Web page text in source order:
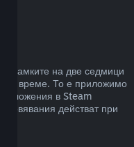
в рамките на две седмици
време. То е приложимо
в Steam
действат при